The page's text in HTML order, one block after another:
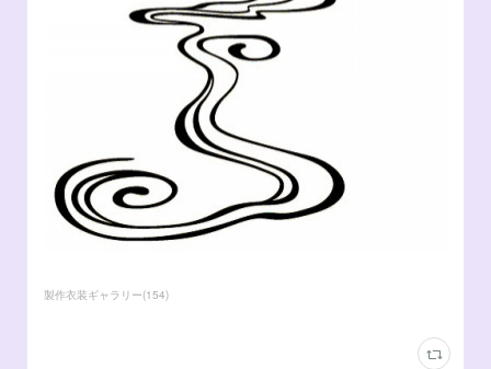
製作衣装ギャラリー(154)